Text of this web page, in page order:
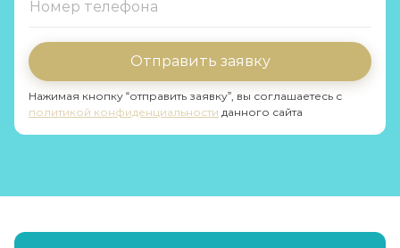
Отправить заявку
Нажимая кнопку “отправить заявку”, вы соглашаетесь с
политикой конфиденциальности данного сайта